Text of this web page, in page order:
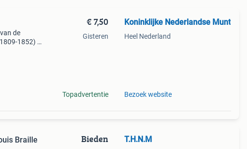
de
1852) •
€ 7,50
Gisteren
Topadvertentie
Koninklijke Nederlandse Munt
Heel Nederland
Bezoek website
Braille
Bieden T.H.N.M